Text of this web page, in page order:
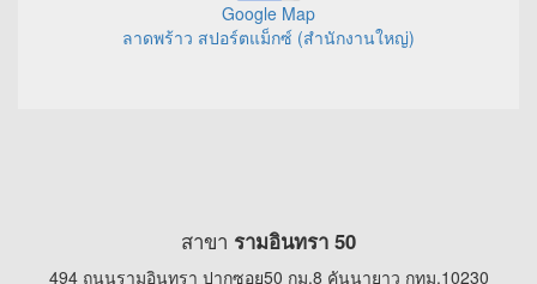
Google Map
ลาดพร้าว สปอร์ตแม็กซ์ (สำนักงานใหญ่)
สาขา รามอินทรา 50
494 ถนนรามอินทรา ปากซอย50 กม.8 คันนายาว กทม.10230